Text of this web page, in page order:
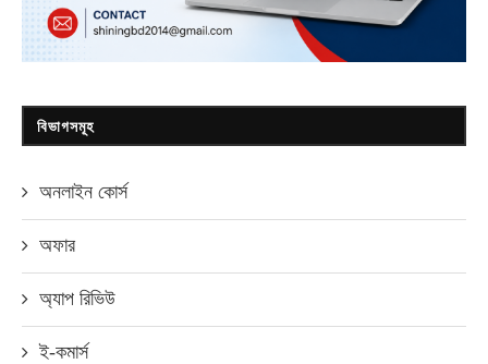
বিভাগসমূহ
অনলাইন কোর্স
অফার
অ্যাপ রিভিউ
ই-কমার্স